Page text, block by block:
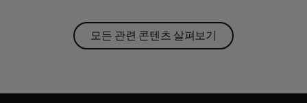
모든 관련 콘텐츠 살펴보기